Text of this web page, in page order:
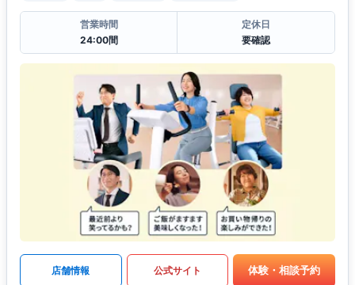
営業時間
24:00間
定休日
要確認
店舗情報 公式サイト 体験・相談予約